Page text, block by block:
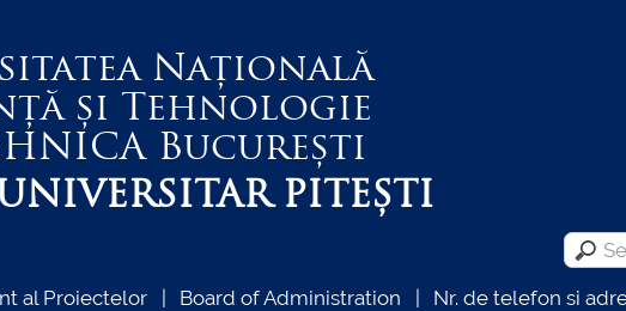
Națională
și Tehnologie
București
PITEȘTI
al Proiectelor Board of Administration Nr. de telefon si